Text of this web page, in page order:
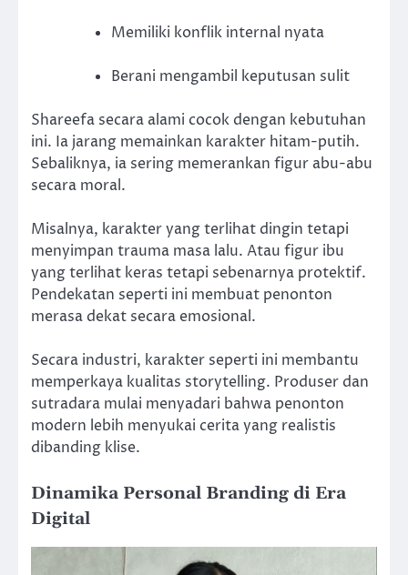
Memiliki konflik internal nyata
Berani mengambil keputusan sulit
Shareefa secara alami cocok dengan kebutuhan
ini. Ia jarang memainkan karakter hitam-putih.
Sebaliknya, ia sering memerankan figur abu-abu
secara moral.
Misalnya, karakter yang terlihat dingin tetapi
menyimpan trauma masa lalu. Atau figur ibu
yang terlihat keras tetapi sebenarnya protektif.
Pendekatan seperti ini membuat penonton
merasa dekat secara emosional.
Secara industri, karakter seperti ini membantu
memperkaya kualitas storytelling. Produser dan
sutradara mulai menyadari bahwa penonton
modern lebih menyukai cerita yang realistis
dibanding klise.
Dinamika Personal Branding di Era
Digital